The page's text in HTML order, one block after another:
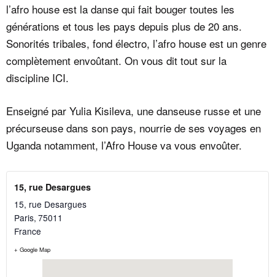
l’afro house est la danse qui fait bouger toutes les
générations et tous les pays depuis plus de 20 ans.
Sonorités tribales, fond électro, l’afro house est un genre
complètement envoûtant. On vous dit tout sur la
discipline ICI.
Enseigné par Yulia Kisileva, une danseuse russe et une
précurseuse dans son pays, nourrie de ses voyages en
Uganda notamment, l’Afro House va vous envoûter.
15, rue Desargues
15, rue Desargues
Paris, 75011
France
+ Google Map